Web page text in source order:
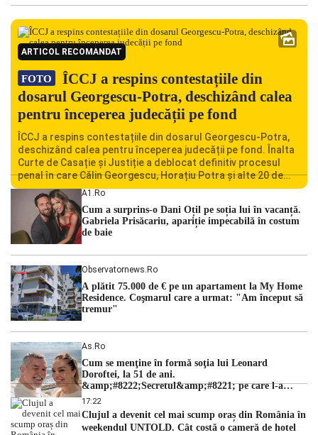
ARTICOL RECOMANDAT
FOTO
ÎCCJ a respins contestațiile din
dosarul Georgescu-Potra, deschizând calea
pentru începerea judecății pe fond
ÎCCJ a respins contestațiile din dosarul Georgescu-Potra,
deschizând calea pentru începerea judecății pe fond. Înalta
Curte de Casație și Justiție a deblocat definitiv procesul
penal în care Călin Georgescu, Horațiu Potra și alte 20 de
persoane sunt acuzați de acțiuni îndreptate împotriva
ordinii constituționale. În ședința din camera preliminară,
judecătorii de la instanța supremă au […]
A1.ro
Cum a surprins-o Dani Oțil pe soția lui în vacanță.
Gabriela Prisăcariu, apariție impecabilă în costum
de baie
Observatornews.ro
A plătit 75.000 de € pe un apartament la My Home
Residence. Coşmarul care a urmat: "Am început să
tremur"
As.ro
Cum se menţine în formă soţia lui Leonard
Doroftei, la 51 de ani.
&amp;#8222;Secretul&amp;#8221; pe care l-a
dezvăluit
17:22
Clujul a devenit cel mai scump oraș din România în
weekendul UNTOLD. Cât costă o cameră de hotel